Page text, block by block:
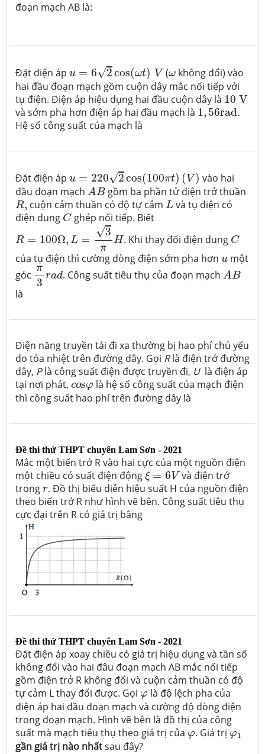
đoạn mạch AB là:
Đặt điện áp u = 6√2cos(ωt) V
2cos )V (ω
ω không đổi) vào
hai đầu đoạn mạch gồm cuộn dây mắc nối tiếp với
tụ điện. Điện áp hiệu dụng hai đầu cuộn dây là 10 V
10V
và sớm pha hơn điện áp hai đầu mạch là 1, 56rad.
1,56rad
Hệ số công suất của mạch là
Đặt điện áp u = 220√2cos(100πt) ( V)
2202 cos 100πt) V)
vào hai
đầu đoạn mạch AB
AB gồm ba phần tử điện trở thuần
R,
R, cuộn cảm thuần có độ tự cảm L
L và tụ điện có
điện dung C
Cghép nối tiếp. Biết
R = 100Ω, L =
√3
π
H
R=100Ω,L= 3πH
. Khi thay đổi điện dung C
C
của tụ điện thì cường dòng điện sớm pha hơn u
u một
góc
π
3
rad
π3rad
. Công suất tiêu thụ của đoạn mạch AB
AB
là
Điện năng truyền tải đi xa thường bị hao phí chủ yếu
do tỏa nhiệt trên đường dây. Gọi Rlà điện trở đường
dây, Plà công suất điện được truyền đi, U là điện áp
tại nơi phát, cosφ
cosφ là hệ số công suất của mạch điện
thì công suất hao phí trên đường dây là
Đề thi thử THPT chuyên Lam Sơn - 2021
Mắc một biến trở R vào hai cực của một nguồn điện
một chiều có suất điện động ξ = 6V
ξ=6V
và điện trở
trong r
r. Đồ thị biểu diễn hiệu suất H của nguồn điện
theo biến trở R như hình vẽ bên. Công suất tiêu thụ
cực đại trên R có giá trị bằng
Đề thi thử THPT chuyên Lam Sơn - 2021
Đặt điện áp xoay chiều có giá trị hiệu dụng và tần số
không đổi vào hai đâu đoạn mạch AB mắc nối tiếp
gồm điện trở R không đổi và cuộn cảm thuần có độ
tự cảm L thay đổi được. Gọi φ
φ là độ lệch pha của
điện áp hai đầu đoạn mạch và cường độ dòng điện
trong đoạn mạch. Hình vẽ bên là đồ thị của công
suất mà mạch tiêu thụ theo giá trị của φ
φ. Giá trị φ1
φ1
gần giá trị nào nhấtsau đây?